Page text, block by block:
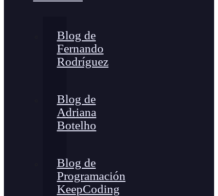
Blog de
Fernando
Rodríguez
Blog de
Adriana
Botelho
Blog de
Programación
KeepCoding